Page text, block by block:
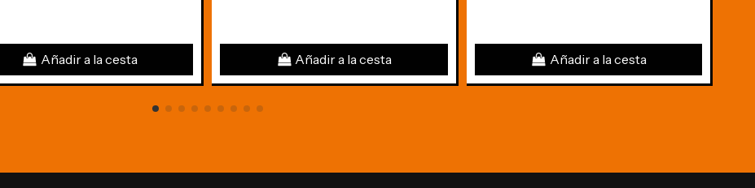
Añadir a la cesta Añadir a la cesta Añadir a la cesta